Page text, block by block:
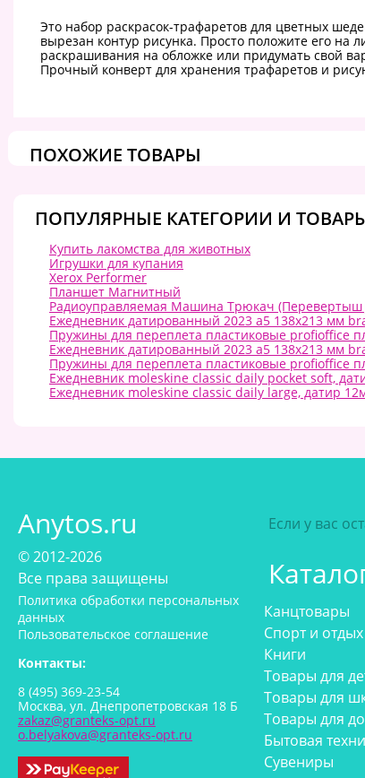
Это набор раскрасок-трафаретов для цветных
вырезан контур рисунка. Просто положите его на
раскрашивания на обложке или придумать свой
Прочный конверт для хранения трафаретов и
ПОХОЖИЕ ТОВАРЫ
ПОПУЛЯРНЫЕ КАТЕГОРИИ И
Купить лакомства для животных
Игрушки для купания
Xerox Performer
Планшет Магнитный
Радиоуправляемая Машина Трюкач
Ежедневник датированный 2023 а5 138x213 мм
Пружины для переплета пластиковые profioffice
Ежедневник датированный 2023 а5 138x213 мм
Пружины для переплета пластиковые profioffice
Ежедневник moleskine classic daily pocket soft,
Ежедневник moleskine classic daily large, датир
Anytos.ru
© 2012-2026
Все права защищены
Политика обработки персональных
данных
Пользовательское соглашение
Контакты:
8 (495) 369-23-54
Москва, ул. Днепропетровская 18 Б
zakaz@granteks-opt.ru
o.belyakova@granteks-opt.ru
Если у вас
Канцтовары
Спорт и отдых
Книги
Товары для
Товары для
Товары для
Бытовая
Сувениры